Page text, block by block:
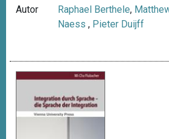
Autor Raphael Berthele,
Naess, Pieter Duijff